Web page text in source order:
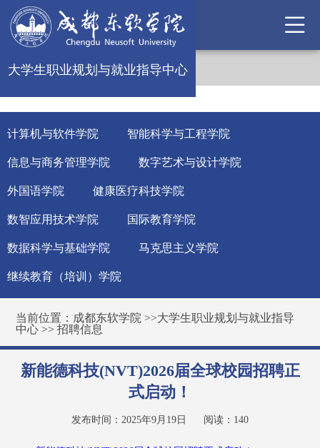
大学生职业规划与就业指导中心
计算机与软件学院 智能科学与工程学院
信息与商务管理学院 数字艺术与设计学院
外国语学院 健康医疗科技学院
数智应用技术学院 国际教育学院
数据科学与基础学院 马克思主义学院
继续教育（培训）学院
当前位置： 成都东软学院 >>大学生职业规划与就业指导
中心 >>招聘信息
新能德科技(NVT)2026届全球校园招聘正
式启动！
发布时间：2025年9月19日 阅读： 140